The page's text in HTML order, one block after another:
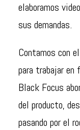
elaboramos
sus demandas.
Contamos con
para trabajar en
Black Focus
del producto,
pasando por el